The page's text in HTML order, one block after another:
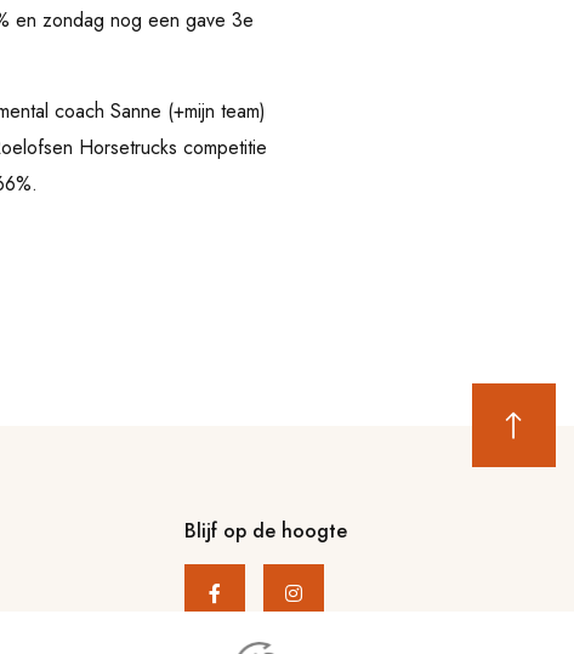
en zondag nog een gave 3e
coach Sanne (+mijn team)
Horsetrucks competitie
Blijf op de hoogte